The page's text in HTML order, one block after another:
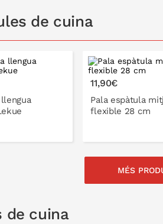
de cuina
11,90€
Pala espàtula
flexible 28 cm
A LA
MÉS
de cuina